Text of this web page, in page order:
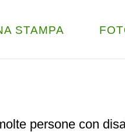
STAMPA
persone con